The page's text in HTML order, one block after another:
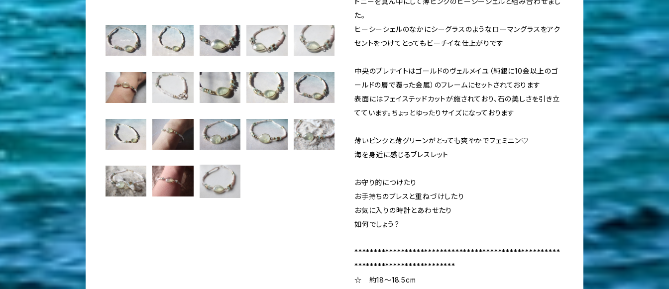
た。
ヒーシーシェルのなかにシーグラスのようなローマングラスをアク
セントをつけてとってもビーチイな仕上がりです
中央のプレナイトはゴールドのヴェルメイユ（純銀に10金以上のゴ
ールドの層で覆った金属）のフレームにセットされております
表面にはフェイステッドカットが施されており、石の美しさを引き立
てています。ちょっとゆったりサイズになっております
薄いピンクと薄グリーンがとっても爽やかでフェミニン♡
海を身近に感じるブレスレット
お守り的につけたり
お手持ちのブレスと重ねづけしたり
お気に入りの時計とあわせたり
如何でしょう？
*****************************************************
**************************
☆ 約18～18.5cm